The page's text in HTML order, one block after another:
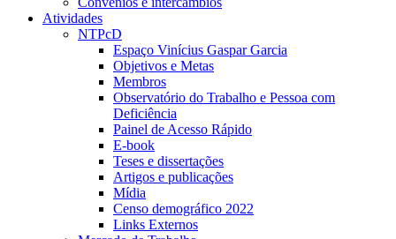
Atividades
NTPcD
Espaço Vinícius Gaspar Garcia
Objetivos e Metas
Membros
Observatório do Trabalho e Pessoa com
Deficiência
Painel de Acesso Rápido
E-book
Teses e dissertações
Artigos e publicações
Mídia
Censo demográfico 2022
Links Externos